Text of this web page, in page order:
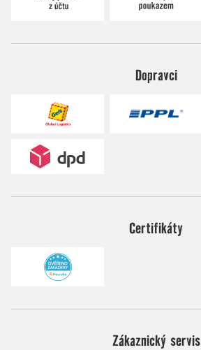
Dopravci
Certifikáty
Zákaznický servis